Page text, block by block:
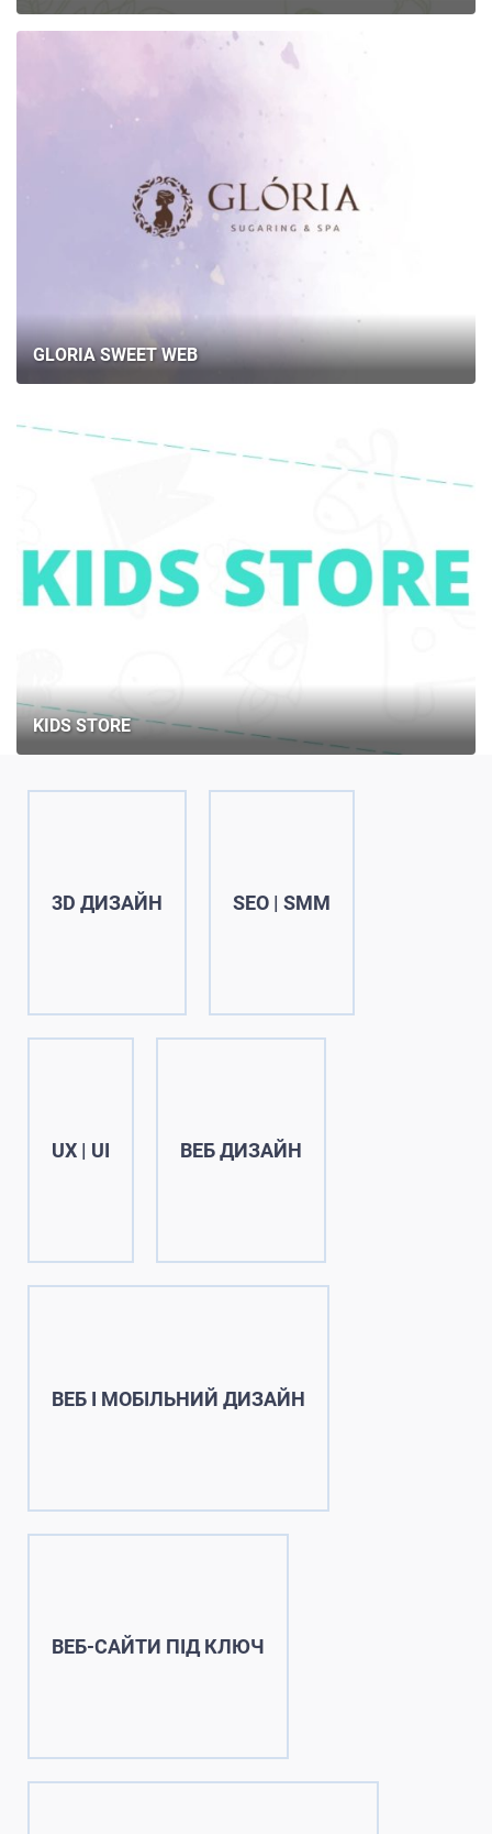
3D ДИЗАЙН SEO | SMM
UX | UI ВЕБ ДИЗАЙН
ВЕБ І МОБІЛЬНИЙ ДИЗАЙН
ВЕБ-САЙТИ ПІД КЛЮЧ
GLORIA SWEET WEB
KIDS STORE